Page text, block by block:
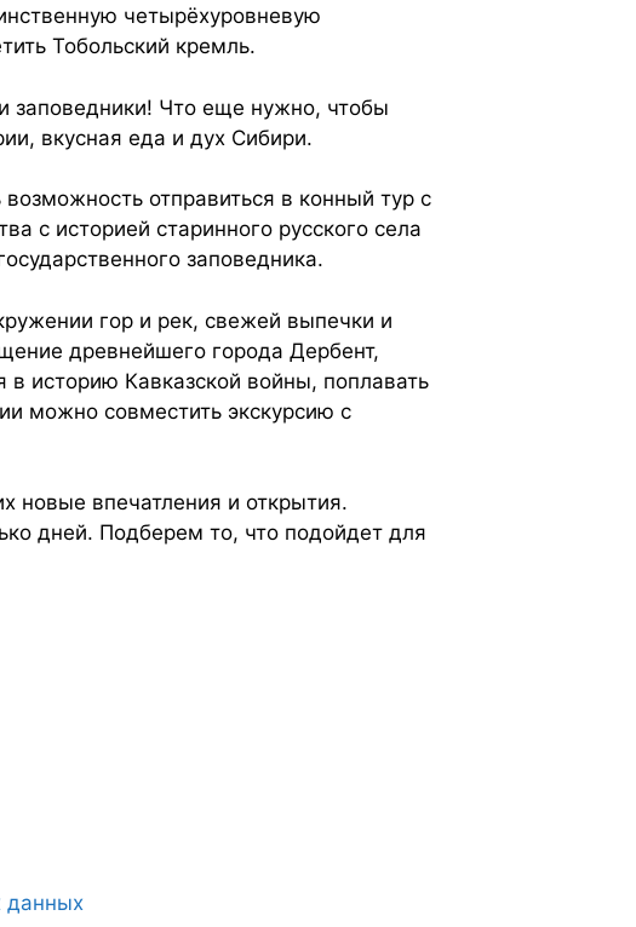
четырёхуровневую
Тобольский кремль.
заповедники! Что еще нужно, чтобы
вкусная еда и дух Сибири.
отправиться в конный тур с
с историей старинного русского села
заповедника.
гор и рек, свежей выпечки и
древнейшего города Дербент,
в историю Кавказской войны, поплавать
можно совместить экскурсию с
новые впечатления и открытия.
дней. Подберем то, что подойдет для
данных